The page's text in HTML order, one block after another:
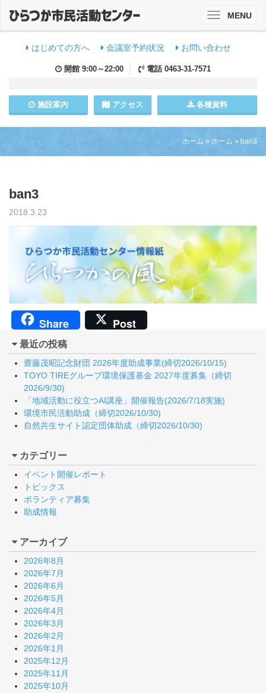
はじめての方へ 会議室予約状況 お問い合わせ
開館 9:00～22:00 電話 0463-31-7571
施設案内 アクセス 各種資料
ToggleMENU
ホーム » ホーム » ban3
ban3
2018.3.23
Share Post
最近の投稿
齋藤茂昭記念財団 2026年度助成事業(締切2026/10/15)
TOYO TIREグループ環境保護基金 2027年度募集（締切
2026/9/30)
「地域活動に役立つAI講座」開催報告(2026/7/18実施)
環境市民活動助成（締切2026/10/30)
自然共生サイト認定団体助成（締切2026/10/30)
カテゴリー
イベント開催レポート
トピックス
ボランティア募集
助成情報
アーカイブ
2026年8月
2026年7月
2026年6月
2026年5月
2026年4月
2026年3月
2026年2月
2026年1月
2025年12月
2025年11月
2025年10月